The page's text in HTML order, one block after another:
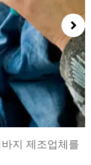
지 제조업체를